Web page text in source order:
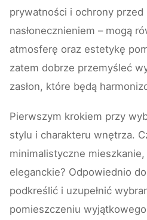
prywatności i ochrony przed
nasłonecznieniem – mogą
atmosferę oraz estetykę
zatem dobrze przemyśleć
zasłon, które będą
Pierwszym krokiem przy
stylu i charakteru wnętrza.
minimalistyczne
eleganckie? Odpowiednio
podkreślić i uzupełnić
pomieszczeniu